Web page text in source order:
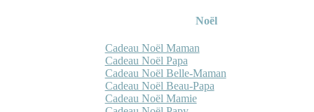
Noël
Cadeau Noël Maman
Cadeau Noël Papa
Cadeau Noël Belle-Maman
Cadeau Noël Beau-Papa
Cadeau Noël Mamie